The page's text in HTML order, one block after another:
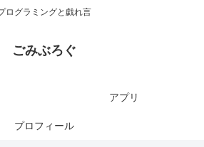
ログラミングと戯れ言
ごみぶろぐ
アプリ
プロフィール